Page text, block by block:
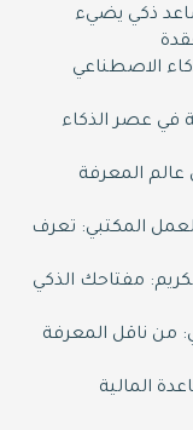
ذكي يضيء
الاصطناعي
في عصر الذكاء
المعرفة
المكتبي: تعرف
مفتاحك الذكي
من ناقل المعرفة
المالية